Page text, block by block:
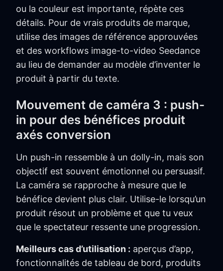
ou la couleur est importante, répète ces
détails. Pour de vrais produits de marque,
utilise des images de référence approuvées
et des workflows image-to-video Seedance
au lieu de demander au modèle d’inventer le
produit à partir du texte.
Mouvement de caméra 3 : push-
in pour des bénéfices produit
axés conversion
Un push-in ressemble à un dolly-in, mais son
objectif est souvent émotionnel ou persuasif.
La caméra se rapproche à mesure que le
bénéfice devient plus clair. Utilise-le lorsqu’un
produit résout un problème et que tu veux
que le spectateur ressente une progression.
Meilleurs cas d’utilisation : aperçus d’app,
fonctionnalités de tableau de bord, produits